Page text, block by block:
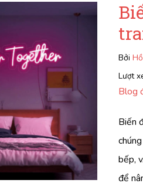
Bởi
Lượt
Blog
Biến
bếp,
để